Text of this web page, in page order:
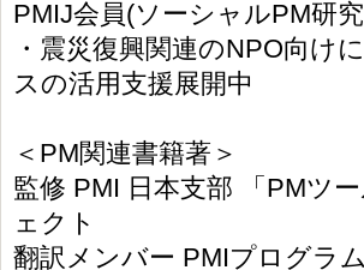
PMIJ会員(ソーシャルPM研
・震災復興関連のNPO向け
スの活用支援展開中
＜PM関連書籍著＞
監修 PMI 日本支部 「PMツ
ェクト
翻訳メンバー PMIプログラ